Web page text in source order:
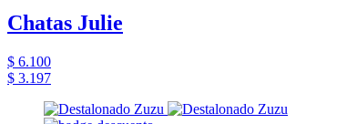
Chatas Julie
$ 6.100
$ 3.197